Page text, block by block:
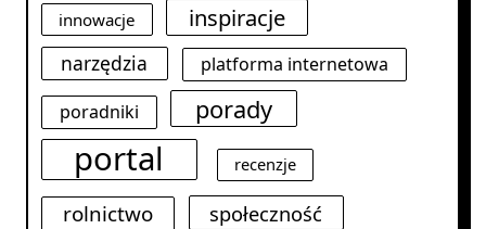
innowacje inspiracje
narzędzia
platforma internetowa
poradniki
porady
portal recenzje
rolnictwo społeczność